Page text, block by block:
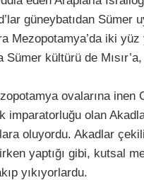
güneybatıdan Sümer
Mezopotamya’da iki
Sümer kültürü de
ovalarına inen
imparatorluğu olan
oluyordu. Akadlar
yaptığı gibi, kutsal
yıkıyorlardu.